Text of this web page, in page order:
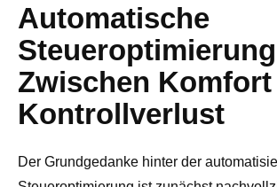
Automatische
Zwischen
Kontrollverlust
Der Grundgedanke hinter der